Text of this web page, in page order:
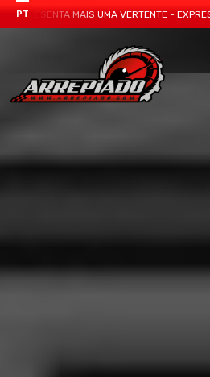
PT MAIS UMA VERTENTE -